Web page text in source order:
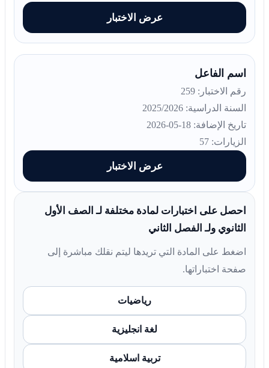
عرض الاختبار
اسم الفاعل
رقم الاختبار: 259
السنة الدراسية: 2025/2026
تاريخ الإضافة: 18-05-2026
الزيارات: 57
عرض الاختبار
احصل على اختبارات لمادة مختلفة لـ الصف الأول
الثانوي ولـ الفصل الثاني
اضغط على المادة التي تريدها ليتم نقلك مباشرة إلى
صفحة اختباراتها.
رياضيات
لغة انجليزية
تربية اسلامية